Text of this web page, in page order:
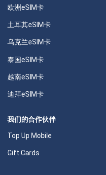
欧洲eSIM卡
土耳其eSIM卡
乌克兰eSIM卡
泰国eSIM卡
越南eSIM卡
迪拜eSIM卡
我们的合作伙伴
Top Up Mobile
Gift Cards